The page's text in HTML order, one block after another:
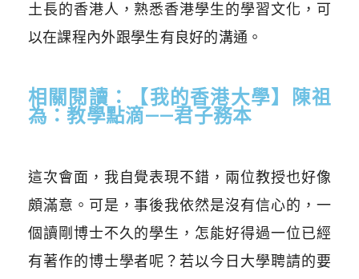
土長的香港人，熟悉香港學生的學習文化，可
以在課程內外跟學生有良好的溝通。
相 關閱讀：
【我的香港大學】陳祖
為：教學點滴——君子務本
這次會面，我自覺表現不錯，兩位教授也好像
頗滿意。可是，事後我依然是沒有信心的，一
個讀剛博士不久的學生，怎能好得過一位已經
有著作的博士學者呢？若以今日大學聘請的要